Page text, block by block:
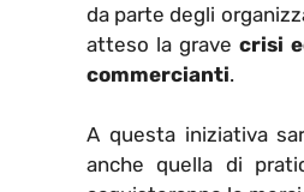
da parte degli
atteso la grave crisi
commercianti.
A questa iniziativa
anche quella di